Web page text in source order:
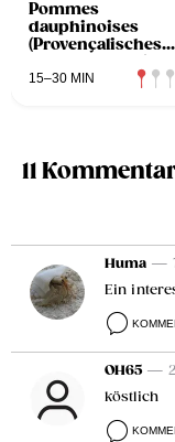
Pommes
dauphinoises
(Provençalisches
Kartoffelgratin)
15–30 MIN
11
Huma —
Ein
OH65 —
köstlich